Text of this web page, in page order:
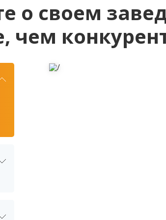
о своем
чем